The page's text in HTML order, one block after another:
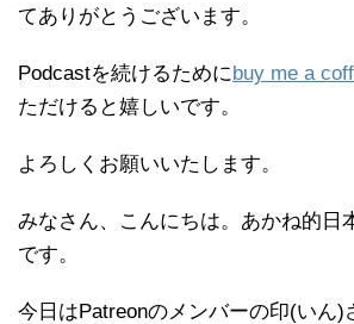
てありがとうございます。
Podcastを続けるためにbuy me a
ただけると嬉しいです。
よろしくお願いいたします。
みなさん、こんにちは。あかね的日
です。
今日はPatreonのメンバーの印(いん)